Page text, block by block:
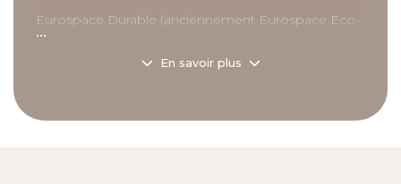
Eurospace Durable (anciennement Eurospace Eco-
trifolium) est le gazon de choix pour la gestion
différenciée, dans une démarche zéro phyto, zéro
...
En savoir plus